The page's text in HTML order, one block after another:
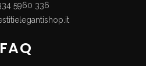
5960 336
FAQ